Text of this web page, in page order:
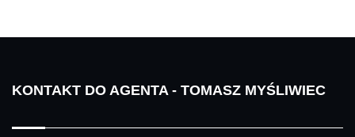
KONTAKT DO AGENTA - TOMASZ MYŚLIWIEC